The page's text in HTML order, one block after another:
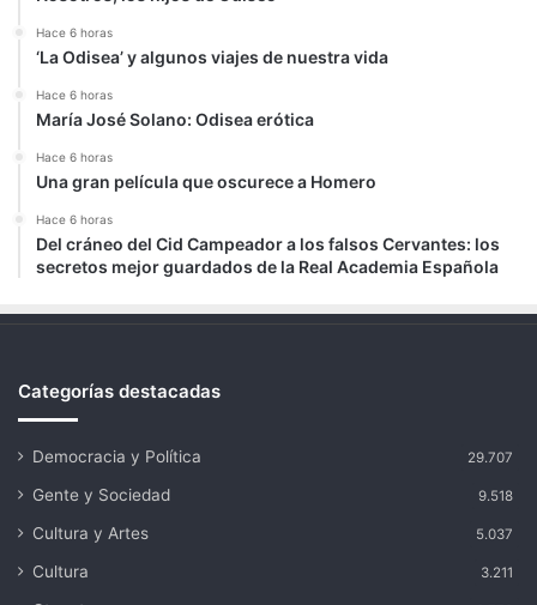
Hace 6 horas
‘La Odisea’ y algunos viajes de nuestra vida
Hace 6 horas
María José Solano: Odisea erótica
Hace 6 horas
Una gran película que oscurece a Homero
Hace 6 horas
Del cráneo del Cid Campeador a los falsos Cervantes: los
secretos mejor guardados de la Real Academia Española
Categorías destacadas
Democracia y Política 29.707
Gente y Sociedad 9.518
Cultura y Artes 5.037
Cultura 3.211